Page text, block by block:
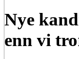
Nye
enn vi